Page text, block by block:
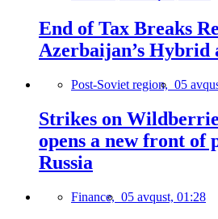
End of Tax Breaks
Azerbaijan’s
Post-Soviet region, 05
Strikes on
opens a new front of
Russia
Finance, 05 avqust, 01:28